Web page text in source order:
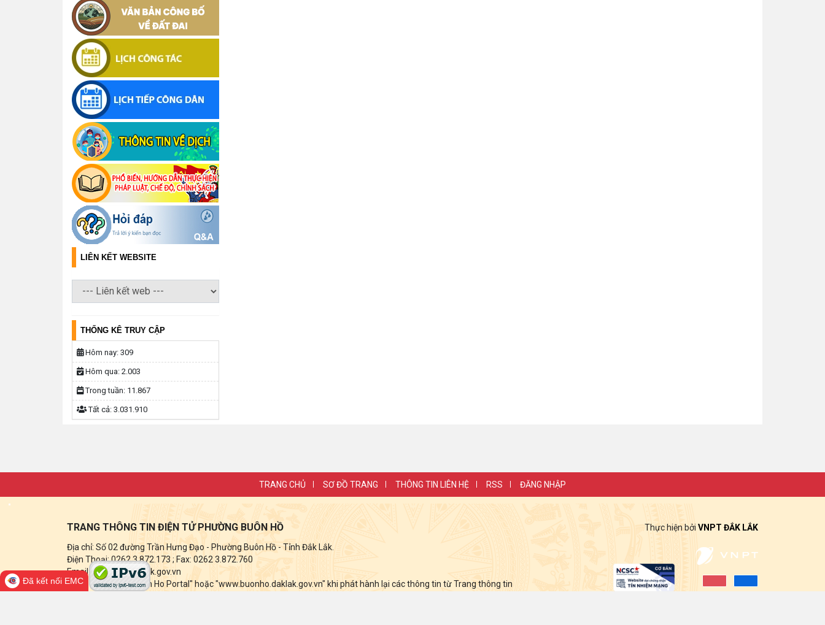
LIÊN KẾT WEBSITE
THỐNG KÊ TRUY CẬP
Hôm nay: 309
Hôm qua: 2.003
Trong tuần: 11.867
Tất cả: 3.031.910
TRANG CHỦ SƠ ĐỒ TRANG THÔNG TIN LIÊN HỆ RSS ĐĂNG NHẬP
TRANG THÔNG TIN ĐIỆN TỬ PHƯỜNG BUÔN HỒ
Địa chỉ: Số 02 đường Trần Hưng Đạo - Phường Buôn Hồ - Tỉnh Đắk Lắk.
Điện Thoại: 0262 3.872.173 ; Fax: 0262 3.872.760
Email: buonho@daklak.gov.vn
Ghi rõ nguồn tin "Buon Ho Portal" hoặc "www.buonho.daklak.gov.vn" khi phát hành lại các thông tin từ Trang thông tin
Thực hiện bởiVNPT ĐẮK LẮK
Đã kết nối EMC